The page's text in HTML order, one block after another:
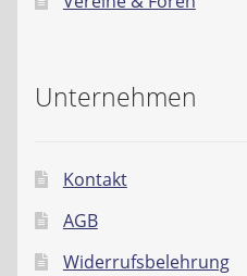
Unternehmen
Kontakt
AGB
Widerrufsbelehrung